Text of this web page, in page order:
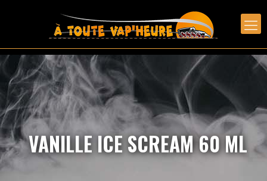
VANILLE ICE SCREAM 60 ML